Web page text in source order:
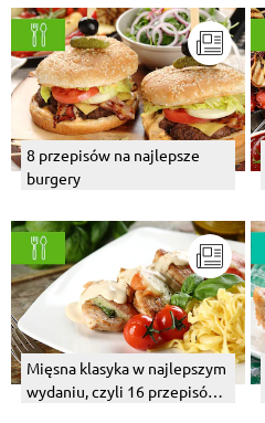
8 przepisów na najlepsze
burgery
Mięsna klasyka w najlepszym
wydaniu, czyli 16 przepisów